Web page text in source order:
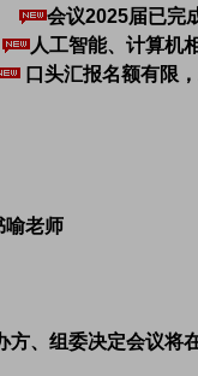
会议2025届已完
人工智能、计算机
口头汇报名额有限
喻老师
、组委决定会议将